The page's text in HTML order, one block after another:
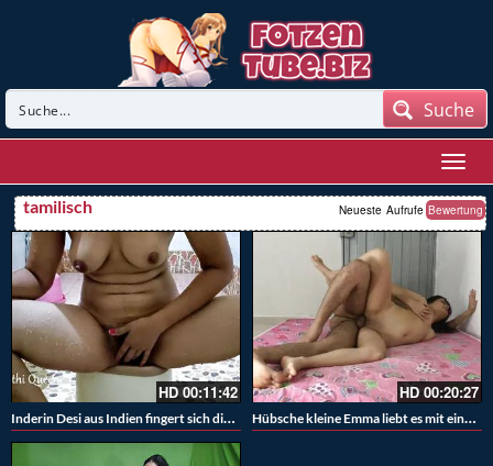
Suche
tamilisch Neueste Aufrufe Bewertung
HD 00:11:42
Inderin Desi aus Indien fingert sich die Muschi in der Dusche
HD00:20:27
Hübsche kleine Emma liebt es mit einem großen Schwanz zu spielen